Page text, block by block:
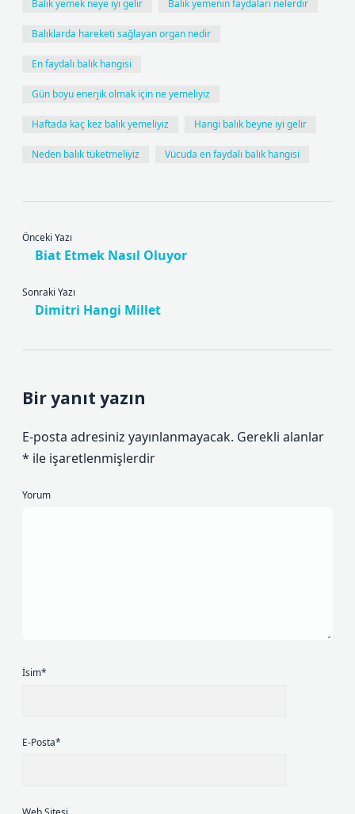
Balık yemek neye iyi gelir Balık yemenin faydaları nelerdir
Balıklarda hareketi sağlayan organ nedir
En faydalı balık hangisi
Gün boyu enerjik olmak için ne yemeliyiz
Haftada kaç kez balık yemeliyiz Hangi balık beyne iyi gelir
Neden balık tüketmeliyiz Vücuda en faydalı balık hangisi
Önceki Yazı
Biat Etmek Nasıl Oluyor
Sonraki Yazı
Dimitri Hangi Millet
Bir yanıt yazın
E-posta adresiniz yayınlanmayacak. Gerekli alanlar
* ile işaretlenmişlerdir
Yorum
İsim*
E-Posta*